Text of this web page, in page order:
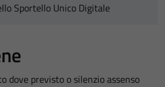
Sportello Unico Digitale
dove previsto o silenzio assenso